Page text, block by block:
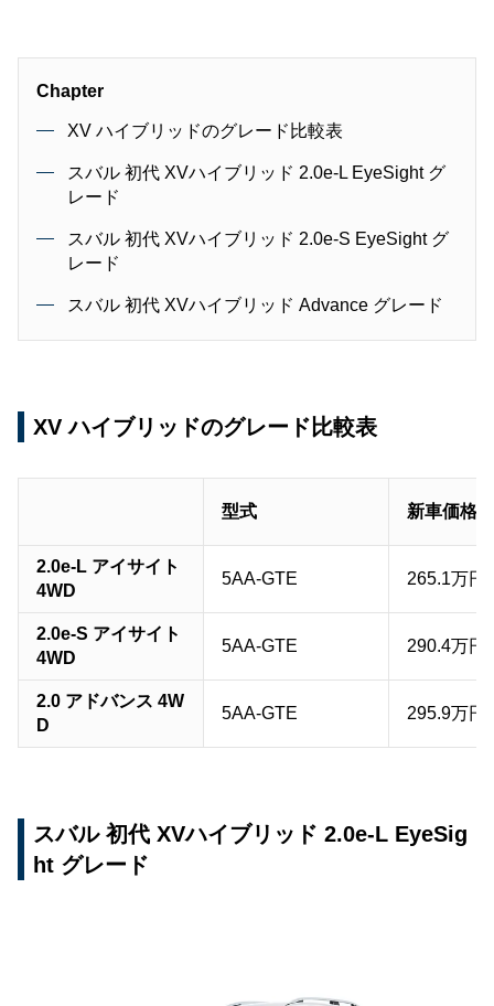
Chapter
XV ハイブリッドのグレード比較表
スバル 初代 XVハイブリッド 2.0e-L EyeSight グ
レード
スバル 初代 XVハイブリッド 2.0e-S EyeSight グ
レード
スバル 初代 XVハイブリッド Advance グレード
XV ハイブリッドのグレード比較表
型式 新車価格
2.0e-L アイサイト
4WD
5AA-GTE 265.1万円
2.0e-S アイサイト
4WD
5AA-GTE 290.4万円
2.0 アドバンス 4W
D
5AA-GTE 295.9万円
スバル 初代 XVハイブリッド 2.0e-L EyeSig
ht グレード